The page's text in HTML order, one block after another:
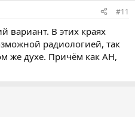
#11
вариант. В этих краях
радиологией, так
же духе. Причём как АН,